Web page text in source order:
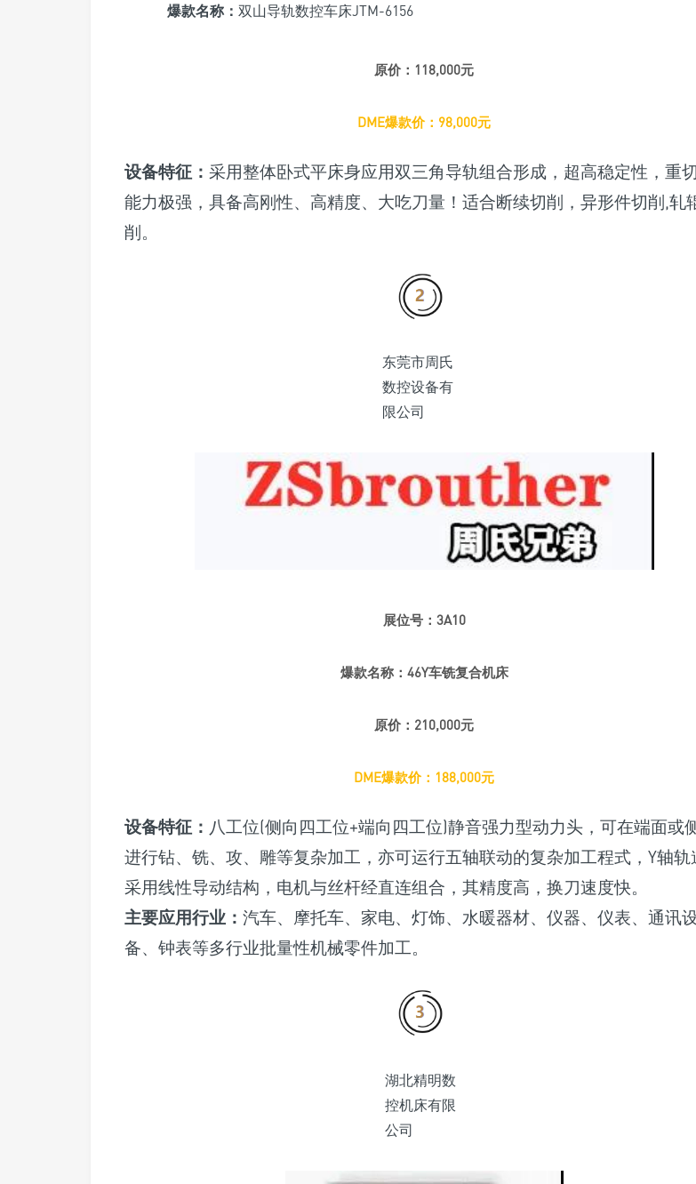
爆款名称： 双山导轨数控车床JTM-6156
原价： 118,000元
DME爆款价：98,000元
设备特征： 采用整体卧式平床身应用双三角导轨组合形成，超高稳定性，重
能力极强，具备高刚性、高精度、大吃刀量！适合断续切削，异形件切削,轧
削。
东莞市周氏
数控设备有
限公司
展位号：3A10
爆款名称： 46Y车铣复合机床
原价： 210,000元
DME爆款价：188,000元
设备特征： 八工位(侧向四工位+端向四工位)静音强力型动力头，可在端面或
进行钻、铣、攻、雕等复杂加工，亦可运行五轴联动的复杂加工程式，Y轴轨
采用线性导动结构，电机与丝杆经直连组合，其精度高，换刀速度快。
主要应用行业： 汽车、摩托车、家电、灯饰、水暖器材、仪器、仪表、通讯
备、钟表等多行业批量性机械零件加工。
湖北精明数
控机床有限
公司